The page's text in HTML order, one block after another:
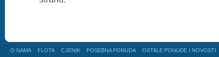
O NAMA FLOTA CJENIK POSEBNA PONUDA
OSTALE PONUDE I NOVOSTI